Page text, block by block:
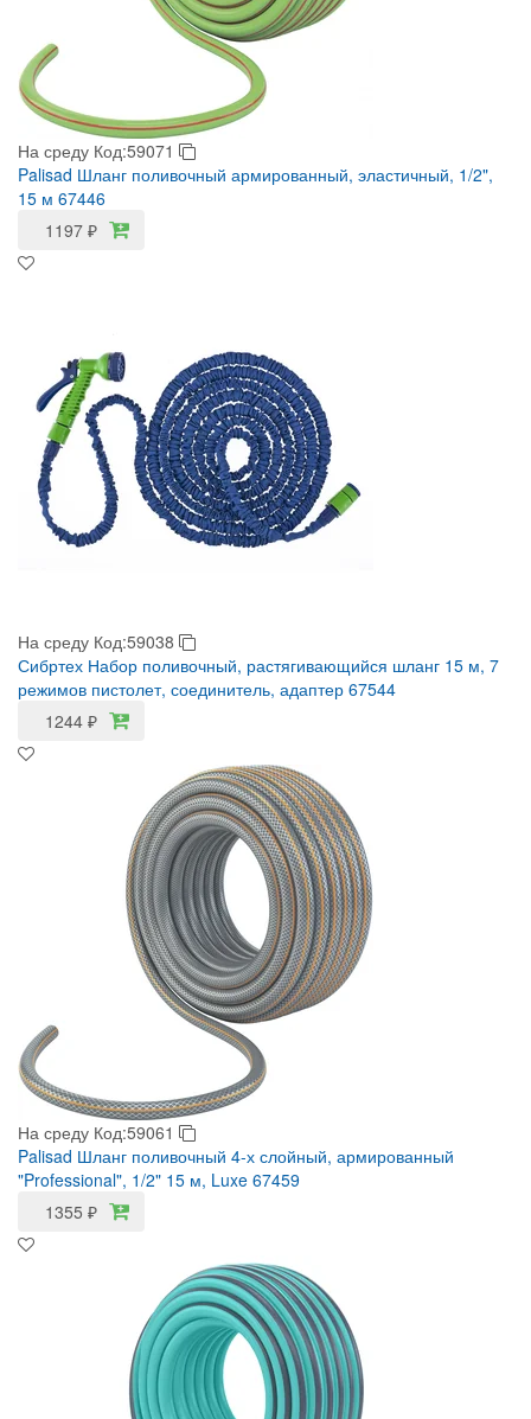
На среду Код:59071
Palisad Шланг поливочный армированный, эластичный, 1/2",
15 м 67446
1197 ₽
На среду Код:59038
Сибртех Набор поливочный, растягивающийся шланг 15 м, 7
режимов пистолет, соединитель, адаптер 67544
1244 ₽
На среду Код:59061
Palisad Шланг поливочный 4-х слойный, армированный
"Professional", 1/2" 15 м, Luxe 67459
1355 ₽